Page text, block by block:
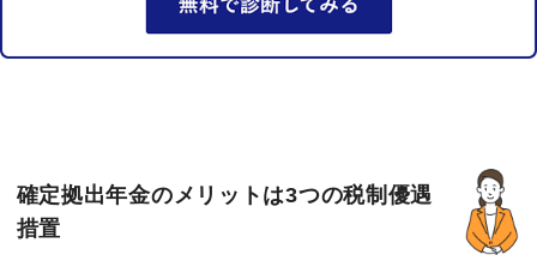
確定拠出年金のメリットは3つの税制優遇
措置